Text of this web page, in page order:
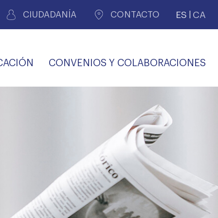
CIUDADANÍA CONTACTO ES CA
CONVENIOS Y COLABORACIONES
PERSONAL LABORAL
COMLL
SALUD Y APOYO AL
AGENCIA DE
VIDA
PROFESIONAL
OFERTAS Y
TRANSPARENCIA
TRÁMITES CONSULTA
MÉDICA